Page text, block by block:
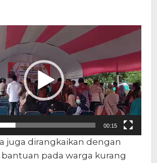
00:15
juga dirangkaikan dengan
pada warga kurang